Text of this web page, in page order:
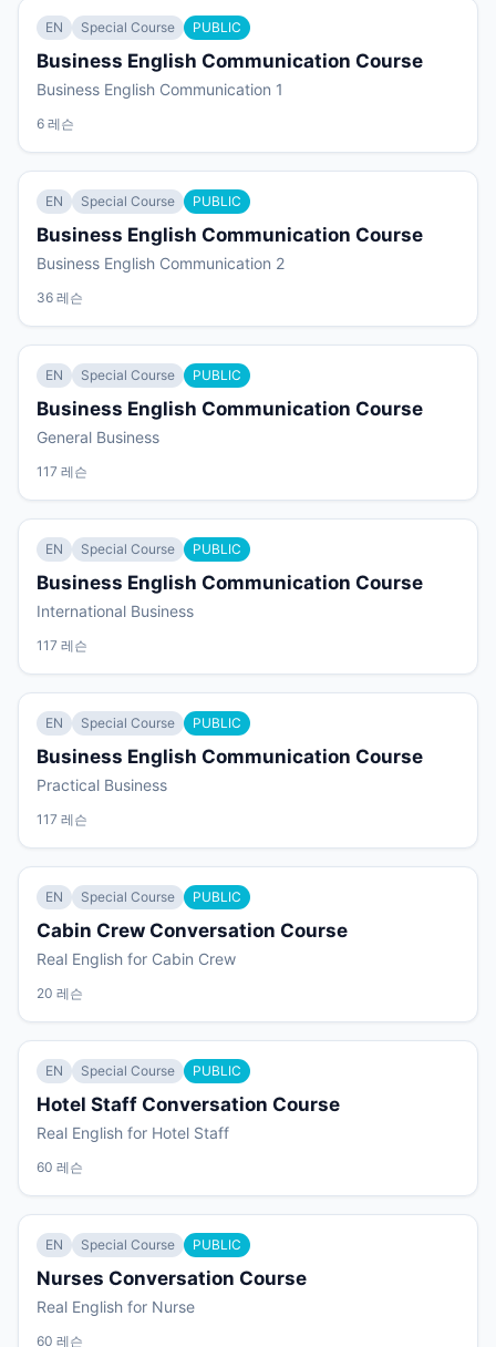
EN Special Course PUBLIC
Business English Communication Course
Business English Communication 1
6 레슨
EN Special Course PUBLIC
Business English Communication Course
Business English Communication 2
36 레슨
EN Special Course PUBLIC
Business English Communication Course
General Business
117 레슨
EN Special Course PUBLIC
Business English Communication Course
International Business
117 레슨
EN Special Course PUBLIC
Business English Communication Course
Practical Business
117 레슨
EN Special Course PUBLIC
Cabin Crew Conversation Course
Real English for Cabin Crew
20 레슨
EN Special Course PUBLIC
Hotel Staff Conversation Course
Real English for Hotel Staff
60 레슨
EN Special Course PUBLIC
Nurses Conversation Course
Real English for Nurse
60 레슨